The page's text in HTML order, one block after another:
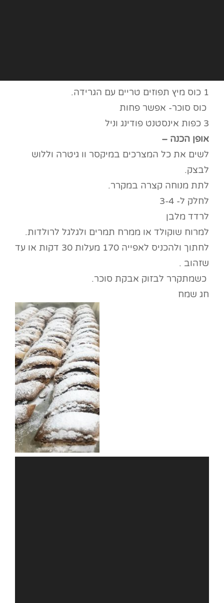
1 כוס מיץ תפוזים טריים עם הגרידה.
כוס סוכר- אפשר פחות
3 כפות אינסטנט פודינג וניל
אופן הכנה –
לשים את כל המצרכים במיקסר וו גיטרה וללוש
לבצק.
לתת מנוחה קצרה במקרר.
לחלק ל- 3-4
לרדד מלבן
למרוח שוקולד או ממרח תמרים ולגלגל לרולדות.
לחתוך ולהכניס לאפייה 170 מעלות 30 דקות או עד
שזהוב .
כשמתקרר לבזוק אבקת סוכר.
חג שמח